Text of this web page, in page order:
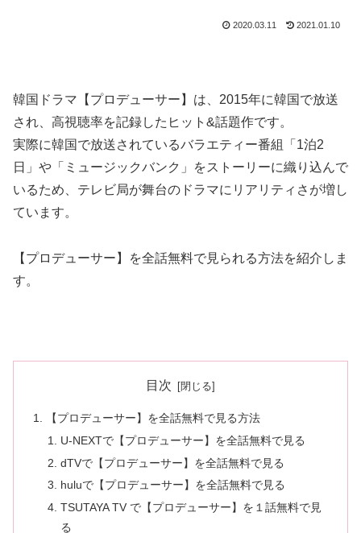
2020.03.11 2021.01.10
韓国ドラマ【プロデューサー】は、2015年に韓国で放送
され、高視聴率を記録したヒット&話題作です。
実際に韓国で放送されているバラエティー番組「1泊2
日」や「ミュージックバンク」をストーリーに織り込んで
いるため、テレビ局が舞台のドラマにリアリティさが増し
ています。
【プロデューサー】を全話無料で見られる方法を紹介しま
す。
目次
【プロデューサー】を全話無料で見る方法
U-NEXTで【プロデューサー】を全話無料で見る
dTVで【プロデューサー】を全話無料で見る
huluで【プロデューサー】を全話無料で見る
TSUTAYA TV で【プロデューサー】を１話無料で見
る